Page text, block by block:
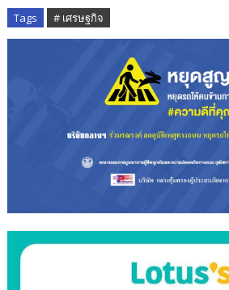
Tags # เศรษฐกิจ